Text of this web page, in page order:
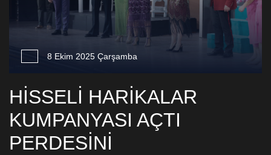
8 Ekim 2025 Çarşamba
HİSSELİ HARİKALAR
KUMPANYASI AÇTI
PERDESİNİ